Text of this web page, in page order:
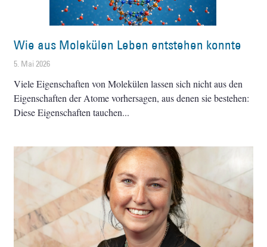
Wie aus Molekülen Leben entstehen konnte
5. Mai 2026
Viele Eigenschaften von Molekülen lassen sich nicht aus den
Eigenschaften der Atome vorhersagen, aus denen sie bestehen:
Diese Eigenschaften tauchen